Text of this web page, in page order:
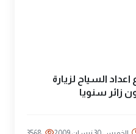
السياح لزيارة